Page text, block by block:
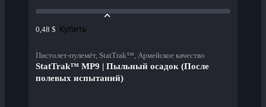
0,48 $ Купить
Пистолет-пулемёт, StatTrak™, Армейское качество
StatTrak™ MP9 | Пыльный осадок (После
полевых испытаний)